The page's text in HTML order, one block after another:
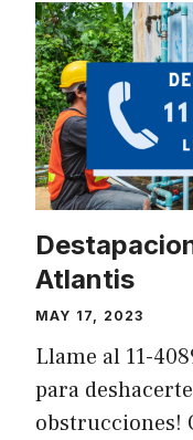
Atlantis
MAY 17, 2023
Llame al 11-
para
obstrucciones!